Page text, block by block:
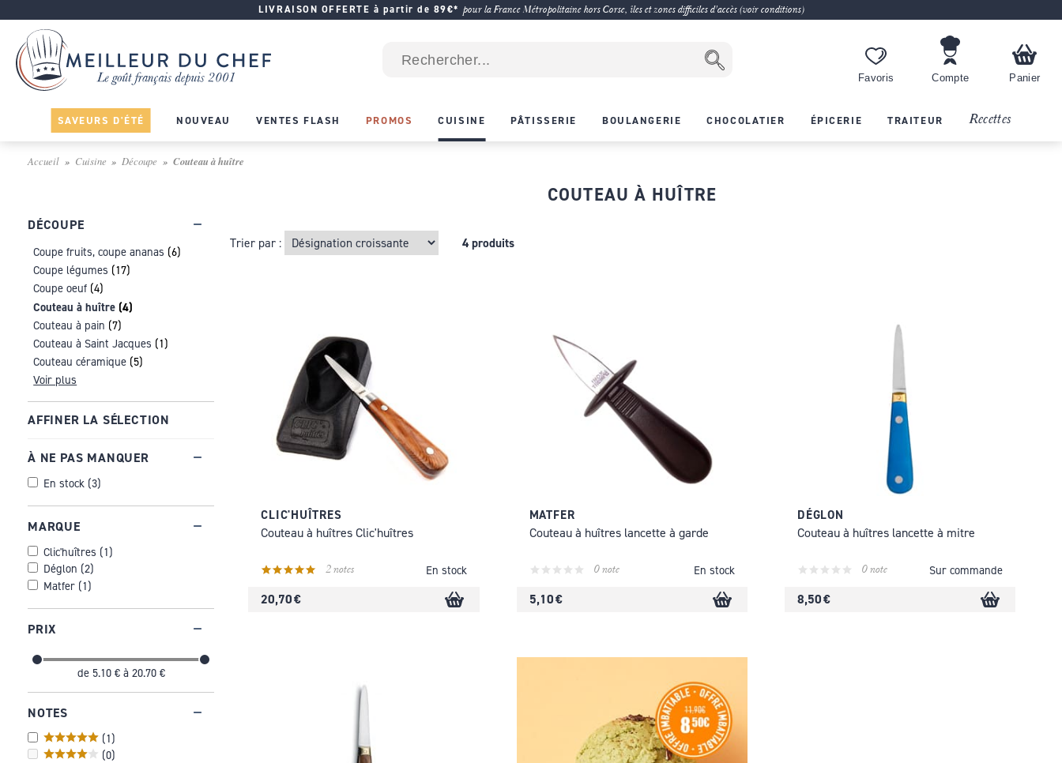
LIVRAISON OFFERTE à partir de 89€* pour la France Métropolitaine hors Corse, îles et zones difficiles d'accès (voir conditions)
Favoris Compte Panier
SAVEURS D'ÉTÉ NOUVEAU VENTES FLASH PROMOS CUISINE PÂTISSERIE BOULANGERIE CHOCOLATIER ÉPICERIE TRAITEUR Recettes
Accueil Cuisine Découpe Couteau à huître
DÉCOUPE
Coupe fruits, coupe ananas (6)
Coupe légumes (17)
Coupe oeuf (4)
Couteau à huître (4)
Couteau à pain (7)
Couteau à Saint Jacques (1)
Couteau céramique (5)
Voir plus
AFFINER LA SÉLECTION
À NE PAS MANQUER
En stock (3)
MARQUE
Clic'huîtres (1)
Déglon (2)
Matfer (1)
PRIX
de 5.10 €à 20.70 €
NOTES
(1)
(0)
COUTEAU À HUÎTRE
Trier par : 4 produits
CLIC'HUÎTRES
Couteau à huîtres Clic'huîtres
2 notes En stock
20,70 €
MATFER
Couteau à huîtres lancette à garde
0 note En stock
5,10 €
DÉGLON
Couteau à huîtres lancette à mitre
0 note Sur commande
8,50 €